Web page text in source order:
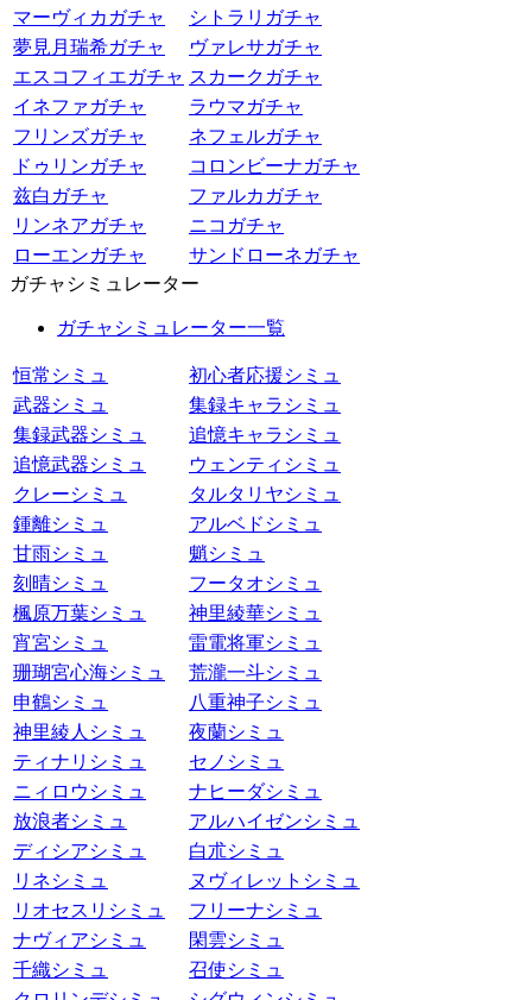
マーヴィカガチャ
シトラリガチャ
夢見月瑞希ガチャ
ヴァレサガチャ
エスコフィエガチャ スカークガチャ
イネファガチャ
ラウマガチャ
フリンズガチャ
ネフェルガチャ
ドゥリンガチャ
コロンビーナガチャ
兹白ガチャ
ファルカガチャ
リンネアガチャ
ニコガチャ
ローエンガチャ
サンドローネガチャ
ガチャシミュレーター
ガチャシミュレーター一覧
恒常シミュ
初心者応援シミュ
武器シミュ
集録キャラシミュ
集録武器シミュ
追憶キャラシミュ
追憶武器シミュ
ウェンティシミュ
クレーシミュ
タルタリヤシミュ
鍾離シミュ
アルベドシミュ
甘雨シミュ
魈シミュ
刻晴シミュ
フータオシミュ
楓原万葉シミュ
神里綾華シミュ
宵宮シミュ
雷電将軍シミュ
珊瑚宮心海シミュ
荒瀧一斗シミュ
申鶴シミュ
八重神子シミュ
神里綾人シミュ
夜蘭シミュ
ティナリシミュ
セノシミュ
ニィロウシミュ
ナヒーダシミュ
放浪者シミュ
アルハイゼンシミュ
ディシアシミュ
白朮シミュ
リネシミュ
ヌヴィレットシミュ
リオセスリシミュ
フリーナシミュ
ナヴィアシミュ
閑雲シミュ
千織シミュ
召使シミュ